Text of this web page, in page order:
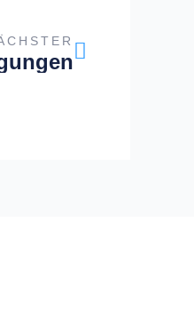
Nächster